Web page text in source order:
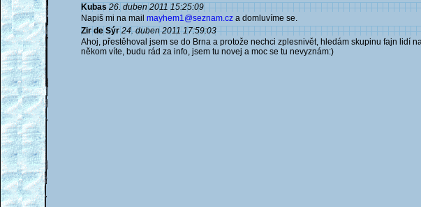
Kubas 26. duben 2011 15:25:09
Napiš mi na mail mayhem1@seznam.cz a domluvíme se.
Zir de Sýr 24. duben 2011 17:59:03
Ahoj, přestěhoval jsem se do Brna a protože nechci zplesnivět, hledám skupinu fajn lidí
někom víte, budu rád za info, jsem tu novej a moc se tu nevyznám:)